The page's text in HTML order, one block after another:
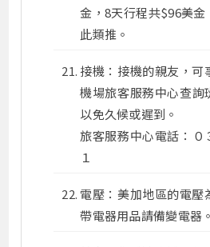
金，8天行程共$96美金
此類推。
接機：接機的親友，可
機場旅客服務中心查詢
以免久候或遲到。
旅客服務中心電話：０
１
電壓：美加地區的電壓
帶電器用品請備變電器。